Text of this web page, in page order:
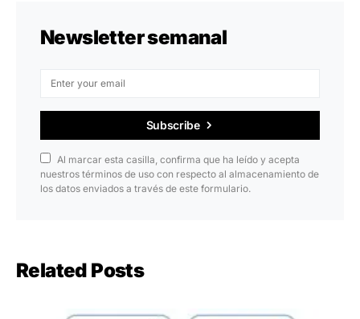
Newsletter semanal
Subscribe
Al marcar esta casilla, confirma que ha leído y acepta
nuestros términos de uso con respecto al almacenamiento de
los datos enviados a través de este formulario.
Related Posts